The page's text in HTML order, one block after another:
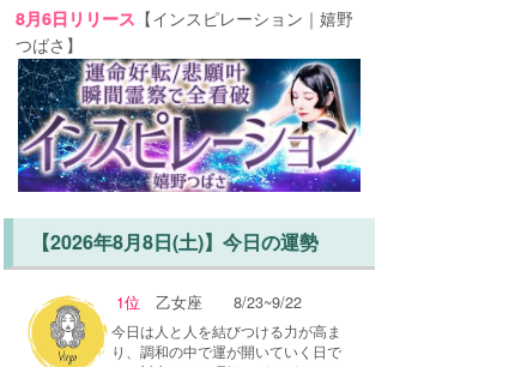
8月6日リリース 【インスピレーション｜嬉野
つばさ】
【2026年8月8日(土)】今日の運勢
1位 乙女座 8/23~9/22
今日は人と人を結びつける力が高ま
り、調和の中で運が開いていく日で